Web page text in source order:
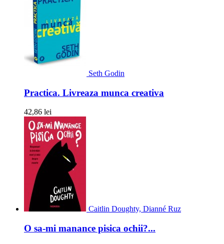
Seth Godin
Practica. Livreaza munca creativa
42,86 lei
Caitlin Doughty, Dianné Ruz
O sa-mi manance pisica ochii?...